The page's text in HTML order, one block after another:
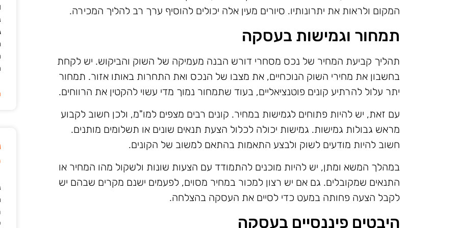
המקום ולראות את יתרונותיו. סיורים מעין אלה יכולים להוסיף ערך רב להליך המכירה.
תמחור וגמישות בעסקה
תהליך קביעת המחיר של נכס מסחרי דורש הבנה מעמיקה של השוק והביקוש. יש לקחת
בחשבון את מחירי השוק הנוכחיים, את מצבו של הנכס ואת התחרות באותו אזור. תמחור
יתר עלול להרתיע קונים פוטנציאליים, בעוד שתמחור נמוך מדי עשוי להקטין את הרווחים.
עם זאת, יש להיות פתוחים לגמישות במחיר. קונים רבים מצפים למו"מ, ולכן חשוב לקבוע
מראש גבולות גמישות. גמישות יכולה לכלול הצעת תנאים שונים או תשלומים מותנים.
חשוב להיות מודעים לשוק ולבצע התאמות בהתאם למשוב של הקונים.
במהלך המשא ומתן, יש להיות מוכנים להתמודד עם הצעות שונות ולשקול מהו המחיר או
התנאים שמקובלים. גם אם יש רצון למכור במחיר מסוים, לפעמים ישנם מקרים שבהם יש
לקבל הצעה פחותה במעט כדי לסיים את העסקה בהצלחה.
היבטים פיננסיים בעסקה